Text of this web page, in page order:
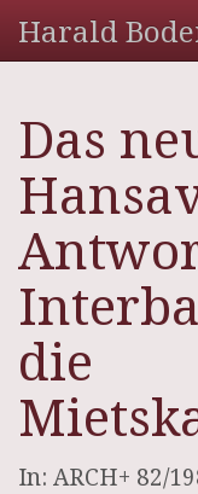
Harald
Das
die
In: ARCH+ 82/